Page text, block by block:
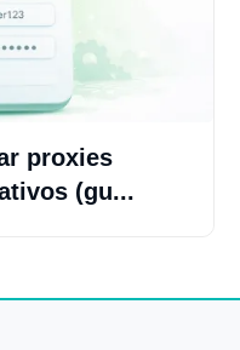
proxies
(gu...